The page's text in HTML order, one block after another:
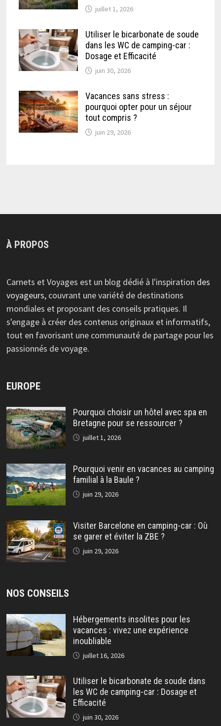
juillet 1, 2026
Utiliser le bicarbonate de soude
dans les WC de camping-car :
Dosage et Efficacité
juin 30, 2026
Vacances sans stress :
pourquoi opter pour un séjour
tout compris ?
juin 29, 2026
À PROPOS
Carnets et Voyages est un blog dédié à l'inspiration des
voyageurs, couvrant une variété de destinations
mondiales et proposant des conseils pratiques. Il
s'engage à créer des contenus originaux et informatifs,
tout en favorisant une communauté de partage pour les
passionnés de voyage.
EUROPE
Pourquoi choisir un hôtel avec spa en
Bretagne pour se ressourcer ?
juillet 1, 2026
Pourquoi venir en vacances au camping
familial à la Baule ?
juin 29, 2026
Visiter Barcelone en camping-car : Où
se garer et éviter la ZBE ?
juin 29, 2026
NOS CONSEILS
Hébergements insolites pour les
vacances : vivez une expérience
inoubliable
juillet 16, 2026
Utiliser le bicarbonate de soude dans
les WC de camping-car : Dosage et
Efficacité
juin 30, 2026